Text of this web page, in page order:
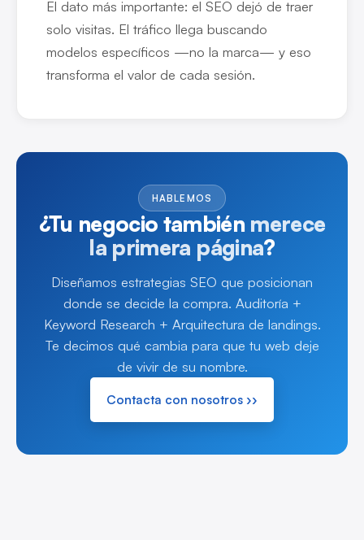
El dato más importante: el SEO dejó de traer
solo visitas. El tráfico llega buscando
modelos específicos —no la marca— y eso
transforma el valor de cada sesión.
HABLEMOS
¿Tu negocio también merece
la primera página?
Diseñamos estrategias SEO que posicionan
donde se decide la compra. Auditoría +
Keyword Research + Arquitectura de landings.
Te decimos qué cambia para que tu web deje
de vivir de su nombre.
Contacta con nosotros ››